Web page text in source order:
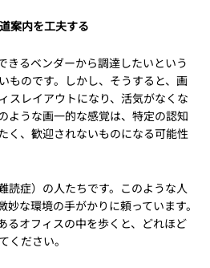
案内を工夫する
きるベンダーから調達したいという
ものです。しかし、そうすると、画
スレイアウトになり、活気がなくな
ような画一的な感覚は、特定の認知
く、歓迎されないものになる可能性
読症）の人たちです。このような人
な環境の手がかりに頼っています。
るオフィスの中を歩くと、どれほど
ください。